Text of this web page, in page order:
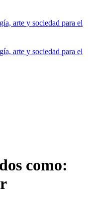
como: